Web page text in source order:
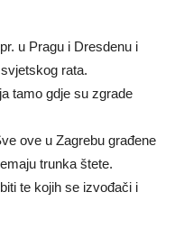
u Pragu i Dresdenu i
rata.
tamo gdje su zgrade
ove u Zagrebu građene
trunka štete.
te kojih se izvođači i